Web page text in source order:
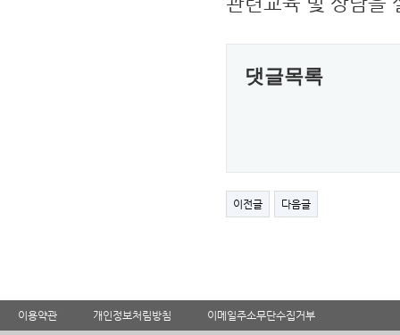
댓글목록
이전글 다음글
이용약관 개인정보처림방침 이메일주소무단수집거부